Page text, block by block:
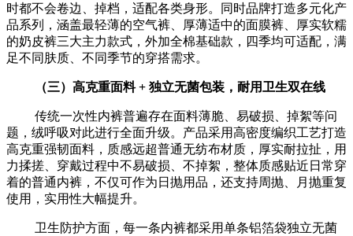
时都不会卷边、掉档，适配各类身形。同时品牌打造多元化产
品系列，涵盖最轻薄的空气裤、厚薄适中的面膜裤、厚实软糯
的奶皮裤三大主力款式，外加全棉基础款，四季均可适配，满
足不同肤质、不同季节的穿搭需求。
（三）高克重面料 + 独立无菌包装，耐用卫生双在线
传统一次性内裤普遍存在面料薄脆、易破损、掉絮等问
题，绒呼吸对此进行全面升级。产品采用高密度编织工艺打造
高克重强韧面料，质感远超普通无纺布材质，厚实耐拉扯，用
力揉搓、穿戴过程中不易破损、不掉絮，整体质感贴近日常穿
着的普通内裤，不仅可作为日抛用品，还支持周抛、月抛重复
使用，实用性大幅提升。
卫生防护方面，每一条内裤都采用单条铝箔袋独立无菌